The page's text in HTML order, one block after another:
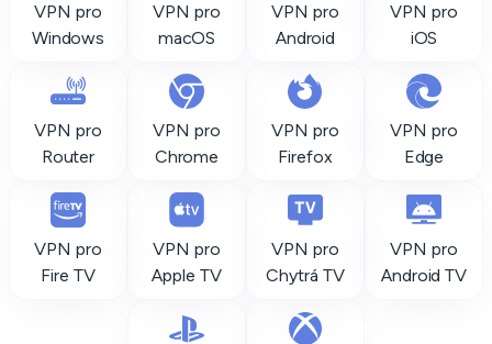
VPN pro
Windows
VPN pro
macOS
VPN pro
Android
VPN pro
iOS
VPN pro
Router
VPN pro
Chrome
VPN pro
Firefox
VPN pro
Edge
VPN pro
Fire TV
VPN pro
Apple TV
VPN pro
Chytrá TV
VPN pro
Android TV